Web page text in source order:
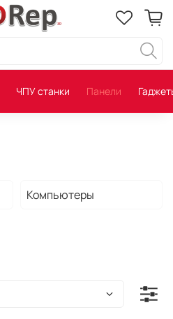
ЧПУ станки Панели
Компьютеры